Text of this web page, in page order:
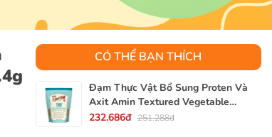
CÓ THỂ BẠN THÍCH
Đạm Thực Vật Bổ Sung Proten Và
Axit Amin Textured Vegetable
Protein TVP Bob's Red Mill, Gói
232.686đ 251.288đ